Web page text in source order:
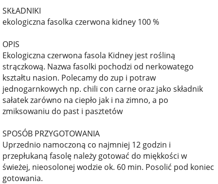
SKŁADNIKI
ekologiczna fasolka czerwona kidney 100 %
OPIS
Ekologiczna czerwona fasola Kidney jest rośliną
strączkową. Nazwa fasolki pochodzi od nerkowatego
kształtu nasion. Polecamy do zup i potraw
jednogarnkowych np. chili con carne oraz jako składnik
sałatek zarówno na ciepło jak i na zimno, a po
zmiksowaniu do past i pasztetów
SPOSÓB PRZYGOTOWANIA
Uprzednio namoczoną co najmniej 12 godzin i
przepłukaną fasolę należy gotować do miękkości w
świeżej, nieosolonej wodzie ok. 60 min. Posolić pod koniec
gotowania.